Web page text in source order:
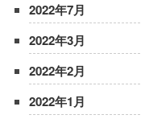
2022年7月
2022年3月
2022年2月
2022年1月